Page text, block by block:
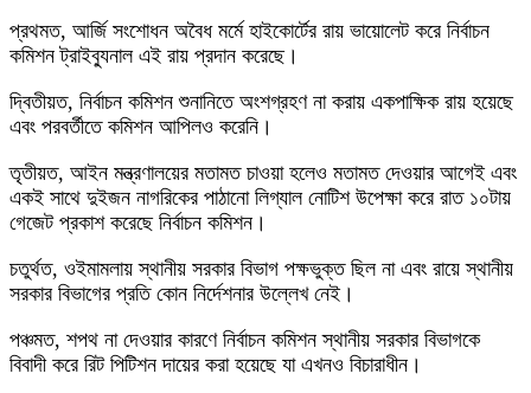
প্রথমত, আর্জি সংশোধন অবৈধ মর্মে হাইকোর্টের রায় ভায়োলেট করে নির্বাচন
কমিশন ট্রাইব্যুনাল এই রায় প্রদান করেছে।
দ্বিতীয়ত, নির্বাচন কমিশন শুনানিতে অংশগ্রহণ না করায় একপাক্ষিক রায় হয়েছে
এবং পরবর্তীতে কমিশন আপিলও করেনি।
তৃতীয়ত, আইন মন্ত্রণালয়ের মতামত চাওয়া হলেও মতামত দেওয়ার আগেই এবং
একই সাথে দুইজন নাগরিকের পাঠানো লিগ্যাল নোটিশ উপেক্ষা করে রাত ১০টায়
গেজেট প্রকাশ করেছে নির্বাচন কমিশন।
চতুর্থত, ওইমামলায় স্থানীয় সরকার বিভাগ পক্ষভুক্ত ছিল না এবং রায়ে স্থানীয়
সরকার বিভাগের প্রতি কোন নির্দেশনার উল্লেখ নেই।
পঞ্চমত, শপথ না দেওয়ার কারণে নির্বাচন কমিশন স্থানীয় সরকার বিভাগকে
বিবাদী করে রিট পিটিশন দায়ের করা হয়েছে যা এখনও বিচারাধীন।